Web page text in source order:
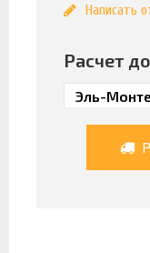
Написать
Расчет